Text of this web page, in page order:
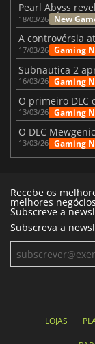
18/03/26 New
17/03/26 Gaming
16/03/26 Gaming
13/03/26 Gaming
O DLC
13/03/26 Gaming
Recebe os
melhores
Subscreve a
Subscreva a
LOJAS